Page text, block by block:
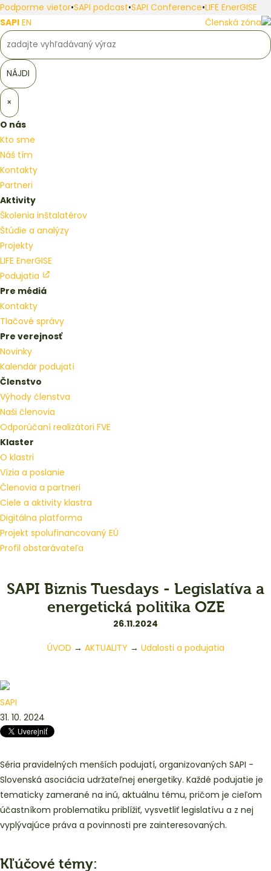
Podporme vietor•SAPI podcast•SAPI Conference•LIFE EnerGISE
SAPI EN Členská zóna
×
O nás
Kto sme
Náš tím
Kontakty
Partneri
Aktivity
Školenia inštalatérov
Štúdie a analýzy
Projekty
LIFE EnerGISE
Podujatia
Pre médiá
Kontakty
Tlačové správy
Pre verejnosť
Novinky
Kalendár podujatí
Členstvo
Výhody členstva
Naši členovia
Odporúčaní realizátori FVE
Klaster
O klastri
Vízia a poslanie
Členovia a partneri
Ciele a aktivity klastra
Digitálna platforma
Projekt spolufinancovaný EÚ
Profil obstarávateľa
SAPI Biznis Tuesdays - Legislatíva a
energetická politika OZE
26.11.2024
ÚVOD → AKTUALITY → Udalosti a podujatia
SAPI
31. 10. 2024
Séria pravidelných menších podujatí, organizovaných SAPI -
Slovenská asociácia udržateľnej energetiky. Každé podujatie je
tematicky zamerané na inú, aktuálnu tému, pričom je cieľom
účastníkom problematiku priblížiť, vysvetliť legislatívu a z nej
vyplývajúce práva a povinnosti pre zainteresovaných.
Kľúčové témy: